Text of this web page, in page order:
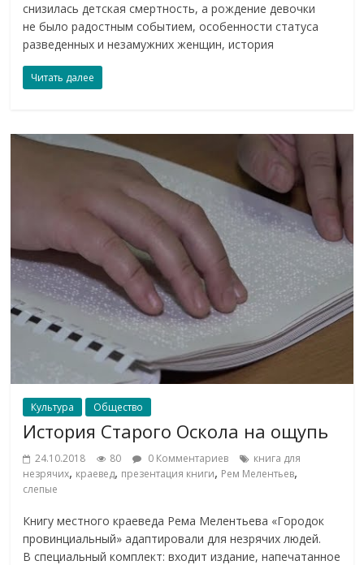
снизилась детская смертность, а рождение девочки
не было радостным событием, особенности статуса
разведенных и незамужних женщин, история
Читать далее
Культура Общество
История Старого Оскола на ощупь
24.10.2018 80 0 Комментариев
книга для
незрячих, краевед, презентация книги, Рем Мелентьев,
слепые
Книгу местного краеведа Рема Мелентьева «Городок
провинциальный» адаптировали для незрячих людей.
В специальный комплект: входит издание, напечатанное